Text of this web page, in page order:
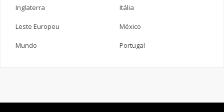
Inglaterra Itália
Leste Europeu México
Mundo Portugal